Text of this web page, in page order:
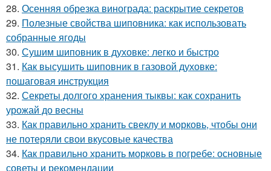
28. Осенняя обрезка винограда: раскрытие секретов
29. Полезные свойства шиповника: как использовать
собранные ягоды
30. Сушим шиповник в духовке: легко и быстро
31. Как высушить шиповник в газовой духовке:
пошаговая инструкция
32. Секреты долгого хранения тыквы: как сохранить
урожай до весны
33. Как правильно хранить свеклу и морковь, чтобы они
не потеряли свои вкусовые качества
34. Как правильно хранить морковь в погребе: основные
советы и рекомендации